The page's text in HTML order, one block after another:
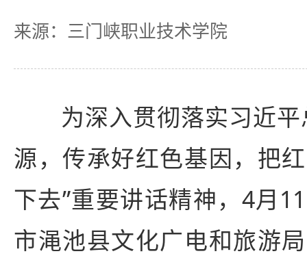
来源：三门峡职业技术学院
为深入贯彻落实习近
源，传承好红色基因，把
下去”重要讲话精神，4月
市渑池县文化广电和旅游